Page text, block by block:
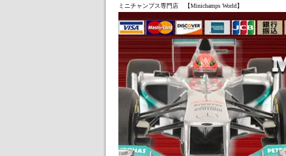
ミニチャンプス専門店 【Minichamps World】